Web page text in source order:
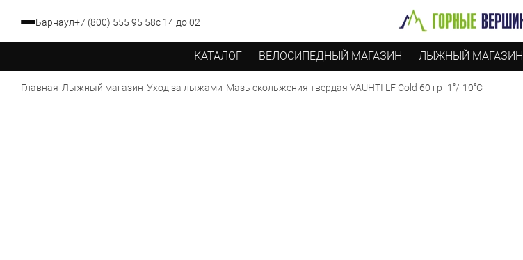
Барнаул+7 (800) 555 95 58с 14 до 02
КАТАЛОГ ВЕЛОСИПЕДНЫЙ МАГАЗИН ЛЫЖНЫЙ МАГАЗИН
Главная-Лыжный магазин-Уход за лыжами-Мазь скольжения твердая VAUHTI LF Cold 60 гр -1˚/-10˚С